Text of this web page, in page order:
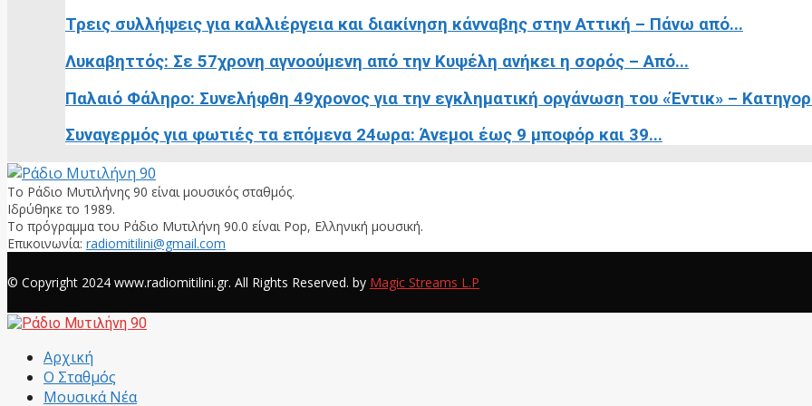
Τρεις συλλήψεις για καλλιέργεια και διακίνηση κάνναβης στην Αττική – Πάνω από...
Λυκαβηττός: Σε 57χρονη αγνοούμενη από την Κυψέλη ανήκει η σορός – Από...
Παλαιό Φάληρο: Συνελήφθη 49χρονος για την εγκληματική οργάνωση του «Έντικ» –
Συναγερμός για φωτιές τα επόμενα 24ωρα: Άνεμοι έως 9 μποφόρ και 39...
Το Ράδιο Μυτιλήνης 90 είναι μουσικός σταθμός.
Ιδρύθηκε το 1989.
Το πρόγραμμα του Ράδιο Μυτιλήνη 90.0 είναι Pop, Ελληνική μουσική.
Επικοινωνία: radiomitilini@gmail.com
© Copyright 2024 www.radiomitilini.gr. All Rights Reserved. by Magic Streams L.P
Αρχική
Ο Σταθμός
Μουσικά Νέα